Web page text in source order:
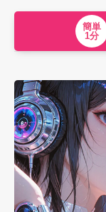
簡単
1分